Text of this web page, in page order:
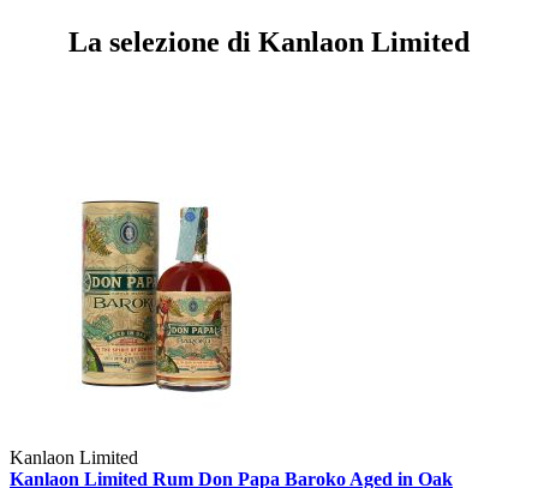
La selezione di Kanlaon Limited
Kanlaon Limited
Kanlaon Limited Rum Don Papa Baroko Aged in Oak